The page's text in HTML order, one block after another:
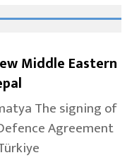
Middle Eastern
The signing of
Agreement